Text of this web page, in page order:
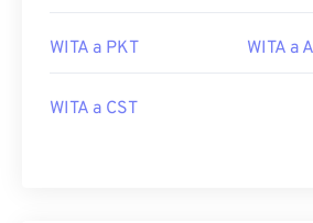
WITA a PKT WITA a
WITA a CST